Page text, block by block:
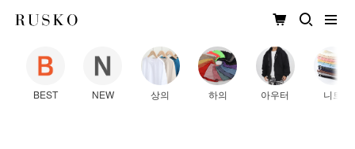
BEST NEW 상의 하의 아우터 니트